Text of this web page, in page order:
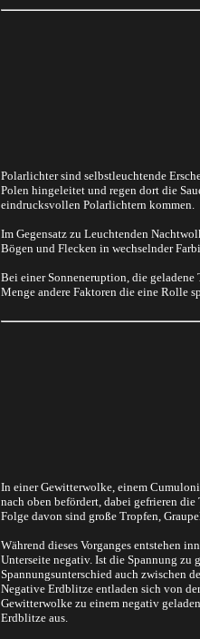
Polarlichter sind selbstleuchtende
Polen hingeleitet und regen dort die
eindrucksvollen Polarlichtern kommen.
Im Gegensatz zu Leuchtenden
Bögen und Flecken in wechselnder
Bei einer Sonneneruption, die
Menge andere Faktoren die eine Rolle
In einer Gewitterwolke, einem
nach oben befördert, dabei gefrieren
Folge davon sind große Tropfen,
Während dieses Vorganges entstehen
Unterseite negativ. Ist die Spannung
Spannungsunterschied auch zwischen
Negative Erdblitze entladen sich von
Gewitterwolke zu einem negativ
Erdblitze aus.